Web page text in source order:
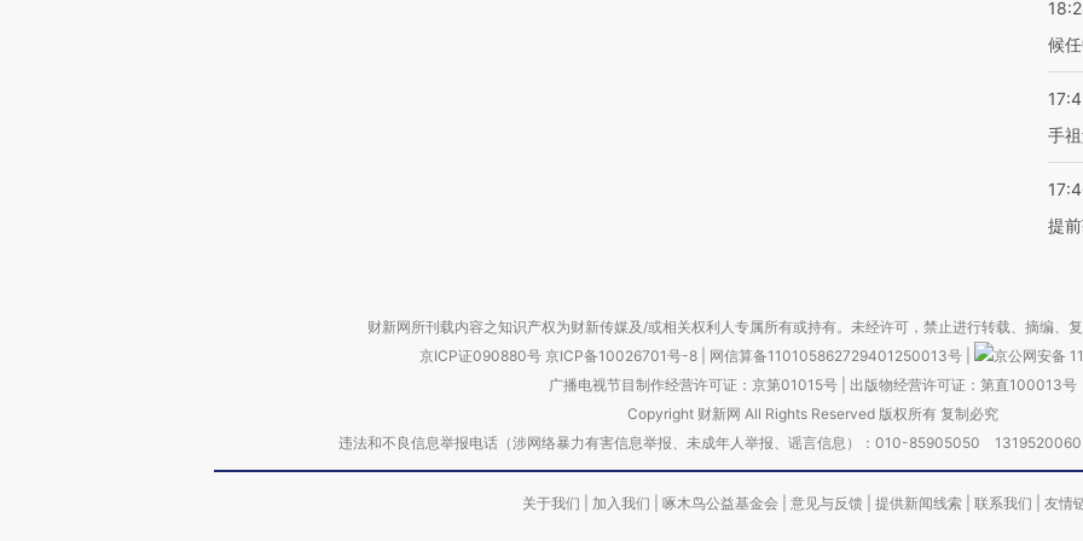
候
手
提
财新网所刊载内容之知识产权为财新传媒及/或相关权利人专属所有或持有。未经许可，禁止进行转载、摘编、复
京ICP证090880号 京ICP备10026701号-8 网信算备110105862729401250013号
京公网安备
广播电视节目制作经营许可证：京第01015号| 出版物经营许可证：第直100013号
Copyright 财新网 All Rights Reserved 版权所有 复制必究
违法和不良信息举报电话（涉网络暴力有害信息举报、未成年人举报、谣言信息）：010-85905050
关于我们 加入我们 啄木鸟公益基金会 意见与反馈 提供新闻线索 联系我们 友情